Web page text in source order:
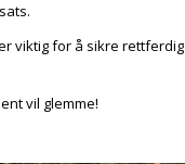
viktig for å sikre rettferdig
vil glemme!